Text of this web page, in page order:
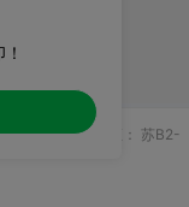
值电信业务许可证： 苏B2-